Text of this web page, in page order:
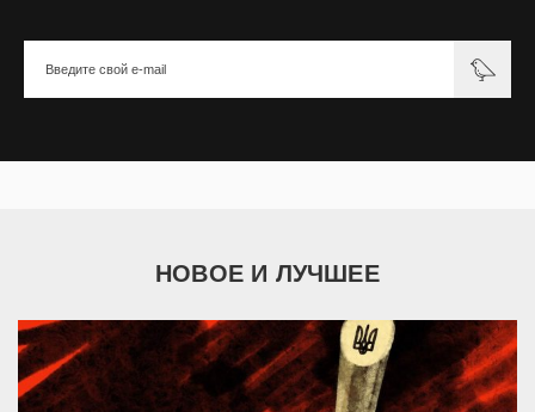
НОВОЕ И ЛУЧШЕЕ